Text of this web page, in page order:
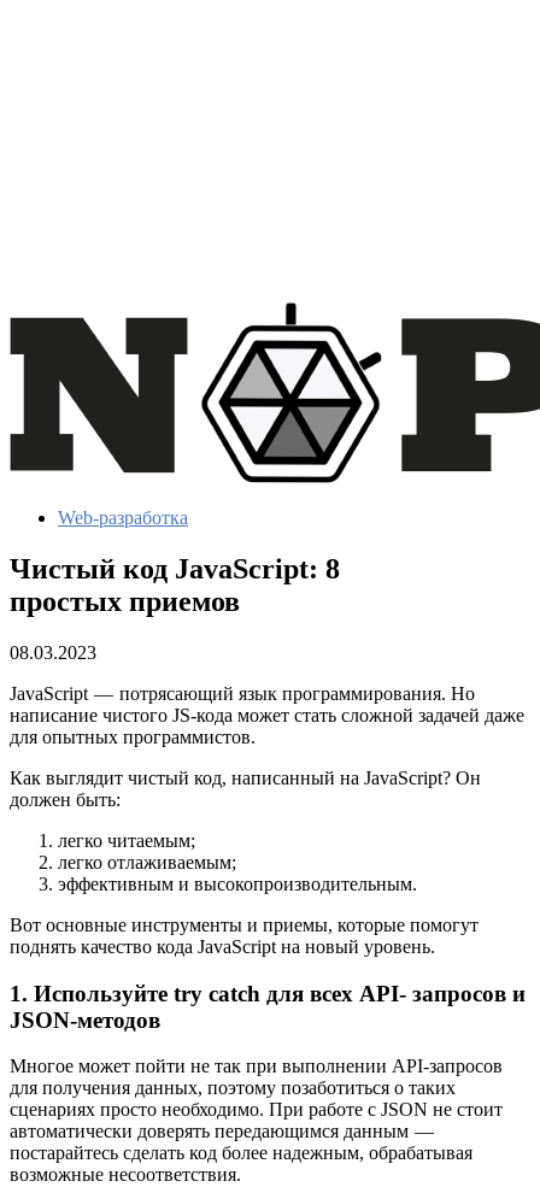
Web-разработка
Чистый код JavaScript: 8
простых приемов
08.03.2023
JavaScript — потрясающий язык программирования. Но
написание чистого JS-кода может стать сложной задачей даже
для опытных программистов.
Как выглядит чистый код, написанный на JavaScript? Он
должен быть:
легко читаемым;
легко отлаживаемым;
эффективным и высокопроизводительным.
Вот основные инструменты и приемы, которые помогут
поднять качество кода JavaScript на новый уровень.
1. Используйте try catch для всех API- запросов и
JSON-методов
Многое может пойти не так при выполнении API-запросов
для получения данных, поэтому позаботиться о таких
сценариях просто необходимо. При работе с JSON не стоит
автоматически доверять передающимся данным —
постарайтесь сделать код более надежным, обрабатывая
возможные несоответствия.